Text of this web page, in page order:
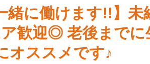
緒に働けます!!】未
歓迎◎ 老後までに
オススメです♪